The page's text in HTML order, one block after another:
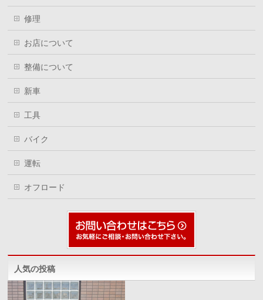
修理
お店について
整備について
新車
工具
バイク
運転
オフロード
人気の投稿